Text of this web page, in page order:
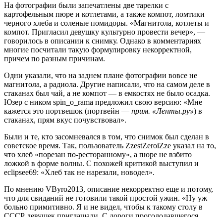
На фотографии были запечатлены две тарелки с
картофельным пюре и котлетами, а также компот, ломтики
черного хлеба и соленые помидоры. «Магнитола, котлеты и
компот. Пригласил девушку культурно провести вечер», —
говорилось в описании к снимку. Однако в комментариях
многие посчитали такую формулировку некорректной,
причем по разным причинам.
Одни указали, что на заднем плане фотографии вовсе не
магнитола, а радиола. Другие написали, что на самом деле в
стаканах был чай, а не компот — в емкостях не было осадка.
Юзер с ником spin_o_rama предложил свою версию: «Мне
кажется это портвешок (портвейн — прим. «Ленты.ру») в
стаканах, прям вкус почувствовал».
Были и те, кто засомневался в том, что снимок был сделан в
советское время. Так, пользователь ZzestZeroiZze указал на то,
что хлеб «порезан по-ресторанному», а пюре не взбито
ложкой в форме волны. С похожей критикой выступил и
eclipsee69: «Хлеб так не нарезали, новодел».
По мнению VByro2013, описание некорректно еще и потому,
что для свиданий не готовили такой простой ужин. «Ну уж
больно примитивно. Я и не видел, чтобы к такому столу в